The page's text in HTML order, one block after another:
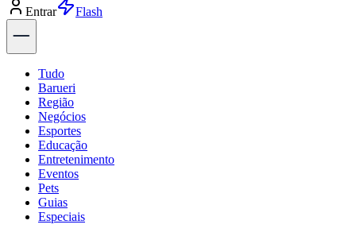
Entrar
Explorar
Tudo
Barueri
Região
Negócios
Esportes
Educação
Entretenimento
Eventos
Pets
Guias
Especiais